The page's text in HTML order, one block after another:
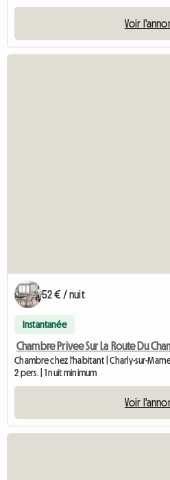
Voir
52 € / nuit
Instantanée
Chambre Privee Sur La Route Du
Chambre chez l'habitant | Charly-sur-
2 pers. | 1 nuit minimum
Voir